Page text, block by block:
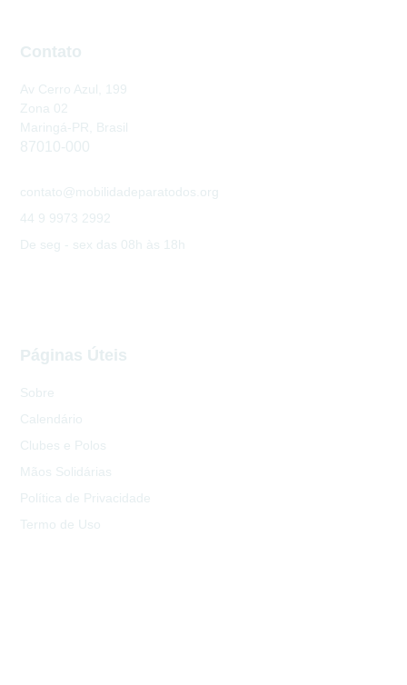
Páginas Úteis
Sobre
Calendário
Clubes e Polos
Mãos Solidárias
Política de Privacidade
Termo de Uso
Contato
Av Cerro Azul, 199
Zona 02
Maringá-PR, Brasil
87010-000
contato@mobilidadeparatodos.org
44 9 9973 2992
De seg - sex das 08h às 18h